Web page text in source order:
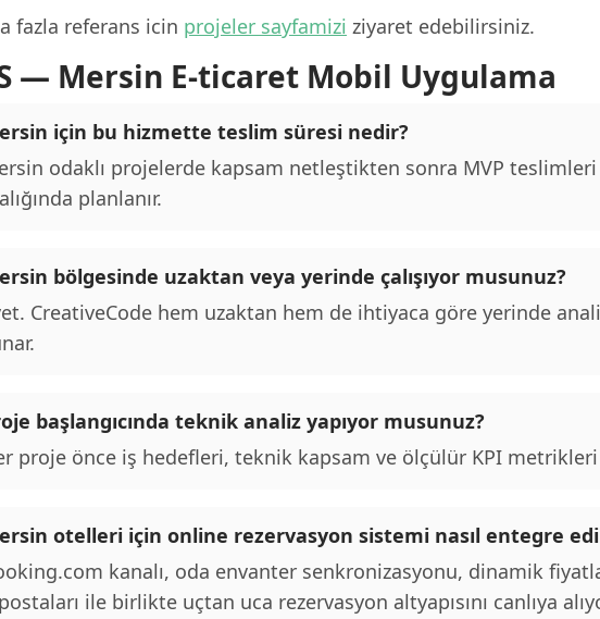
fazla referans icin projeler sayfamizi ziyaret edebilirsiniz.
— Mersin E-ticaret Mobil Uygulama
için bu hizmette teslim süresi nedir?
odaklı projelerde kapsam netleştikten sonra MVP
planlanır.
bölgesinde uzaktan veya yerinde çalışıyor musunuz?
CreativeCode hem uzaktan hem de ihtiyaca göre yerinde
başlangıcında teknik analiz yapıyor musunuz?
proje önce iş hedefleri, teknik kapsam ve ölçülür KPI metrikleri
otelleri için online rezervasyon sistemi nasıl entegre
kanalı, oda envanter senkronizasyonu, dinamik
ile birlikte uçtan uca rezervasyon altyapısını canlıya